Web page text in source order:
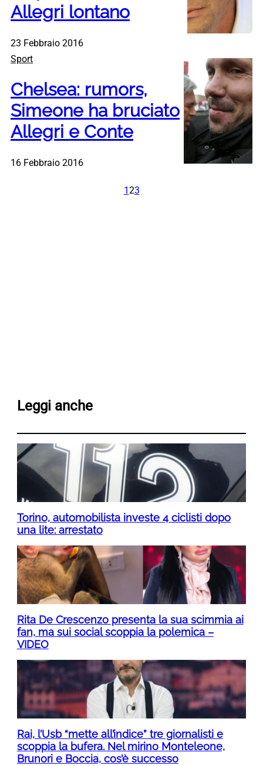
Allegri lontano
23 Febbraio 2016
Sport
Chelsea: rumors,
Simeone ha bruciato
Allegri e Conte
16 Febbraio 2016
123
Leggi anche
Torino, automobilista investe 4 ciclisti dopo
una lite: arrestato
Rita De Crescenzo presenta la sua scimmia ai
fan, ma sui social scoppia la polemica –
VIDEO
Rai, l’Usb “mette all’indice” tre giornalisti e
scoppia la bufera. Nel mirino Monteleone,
Brunori e Boccia, cos’è successo